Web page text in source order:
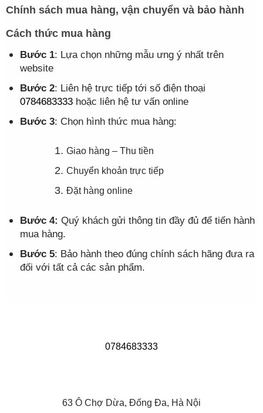
Chính sách mua hàng, vận chuyển và bảo hành
Cách thức mua hàng
Bước 1: Lựa chọn những mẫu ưng ý nhất trên
website
Bước 2: Liên hệ trực tiếp tới số điện thoại
0784683333hoặc liên hệ tư vấn online
Bước 3: Chọn hình thức mua hàng:
Giao hàng – Thu tiền
Chuyển khoản trực tiếp
Đặt hàng online
Bước 4: Quý khách gửi thông tin đầy đủ để tiến hành
mua hàng.
Bước 5: Bảo hành theo đúng chính sách hãng đưa ra
đối với tất cả các sản phẩm.
0784683333
63 Ô Chợ Dừa, Đống Đa, Hà Nội